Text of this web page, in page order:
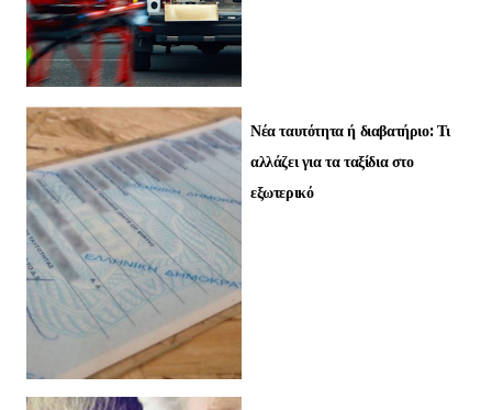
Νέα ταυτότητα ή διαβατήριο: Τι
αλλάζει για τα ταξίδια στο
εξωτερικό